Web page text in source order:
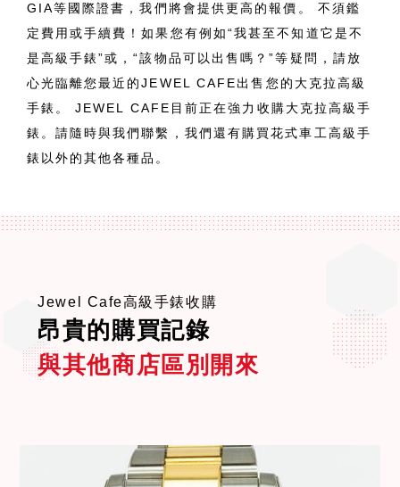
GIA等國際證書，我們將會提供更高的報價。 不須鑑
定費用或手續費！如果您有例如“我甚至不知道它是不
是高級手錶”或，“該物品可以出售嗎？”等疑問，請放
心光臨離您最近的JEWEL CAFE出售您的大克拉高級
手錶。 JEWEL CAFE目前正在強力收購大克拉高級手
錶。請隨時與我們聯繫，我們還有購買花式車工高級手
錶以外的其他各種品。
Jewel Cafe高級手錶收購
昂貴的購買記錄
與其他商店區別開來